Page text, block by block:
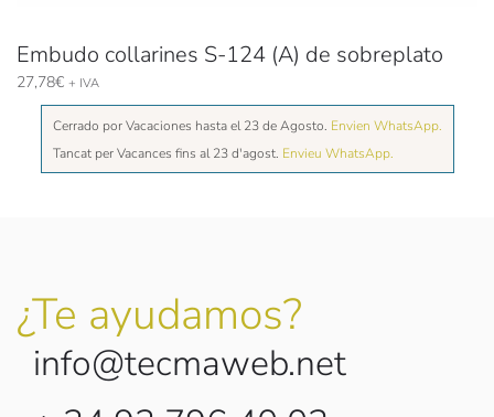
Embudo collarines S-124 (A) de sobreplato
27,78€ + IVA
Cerrado por Vacaciones hasta el 23 de Agosto. Envien WhatsApp.
Tancat per Vacances fins al 23 d'agost. Envieu WhatsApp.
¿Te ayudamos?
info@tecmaweb.net